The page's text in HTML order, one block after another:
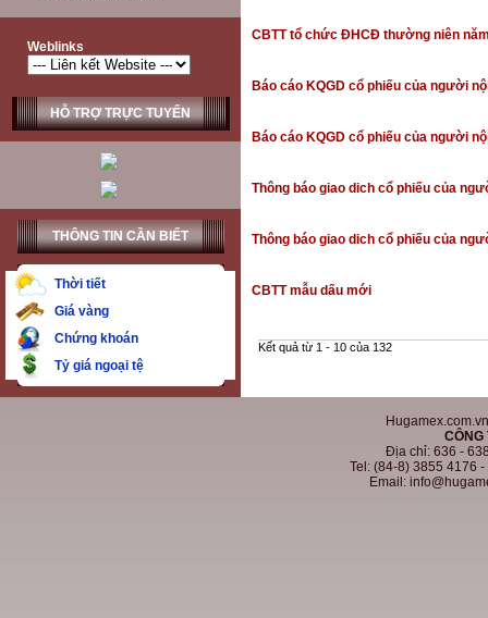
Weblinks
HỖ TRỢ TRỰC TUYẾN
THÔNG TIN CẦN BIẾT
Thời tiết
Giá vàng
Chứng khoán
Tỷ giá ngoại tệ
CBTT tổ chức ĐHCĐ thường niên
Báo cáo KQGD cổ phiếu của người
Báo cáo KQGD cổ phiếu của người
Thông báo giao dich cổ phiếu của
Thông báo giao dich cổ phiếu của
CBTT mẫu dấu mới
Kết quả từ 1 - 10 của 132
CÔNG
Địa chỉ: 636 -
Tel: (84-8) 3855 4176
Email: